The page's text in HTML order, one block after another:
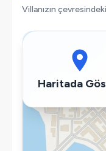
Çamaşır Makinesi
Klima
Wifi / İnternet
Kettle
Havuz-Bahçe
Villanızın
Haritada